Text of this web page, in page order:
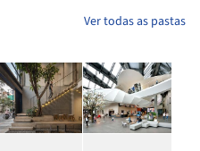
Ver todas as pastas